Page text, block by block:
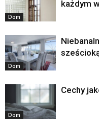
Dom
każdym
Dom
Dom
Cechy